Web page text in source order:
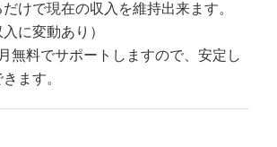
けで現在の収入を維持出来ます。
に変動あり）
無料でサポートしますので、安定し
ます。